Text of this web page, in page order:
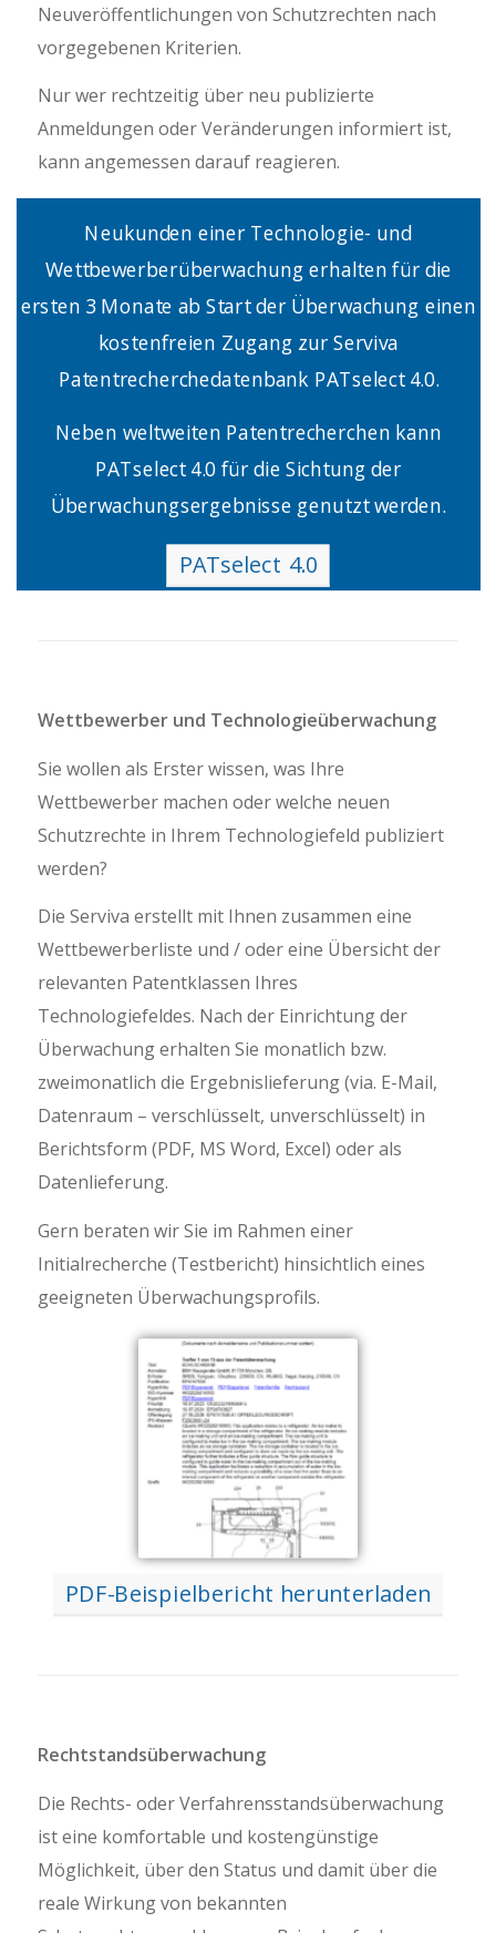
Neuveröffentlichungen von Schutzrechten nach
vorgegebenen Kriterien.
Nur wer rechtzeitig über neu publizierte
Anmeldungen oder Veränderungen informiert ist,
kann angemessen darauf reagieren.
Neukunden einer Technologie- und
Wettbewerberüberwachung erhalten für die
ersten 3 Monate ab Start der Überwachung einen
kostenfreien Zugang zur Serviva
Patentrecherchedatenbank PATselect 4.0.
Neben weltweiten Patentrecherchen kann
PATselect 4.0 für die Sichtung der
Überwachungsergebnisse genutzt werden.
PATselect 4.0
Wettbewerber und Technologieüberwachung
Sie wollen als Erster wissen, was Ihre
Wettbewerber machen oder welche neuen
Schutzrechte in Ihrem Technologiefeld publiziert
werden?
Die Serviva erstellt mit Ihnen zusammen eine
Wettbewerberliste und / oder eine Übersicht der
relevanten Patentklassen Ihres
Technologiefeldes. Nach der Einrichtung der
Überwachung erhalten Sie monatlich bzw.
zweimonatlich die Ergebnislieferung (via. E-Mail,
Datenraum – verschlüsselt, unverschlüsselt) in
Berichtsform (PDF, MS Word, Excel) oder als
Datenlieferung.
Gern beraten wir Sie im Rahmen einer
Initialrecherche (Testbericht) hinsichtlich eines
geeigneten Überwachungsprofils.
PDF-Beispielbericht herunterladen
Rechtstandsüberwachung
Die Rechts- oder Verfahrensstandsüberwachung
ist eine komfortable und kostengünstige
Möglichkeit, über den Status und damit über die
reale Wirkung von bekannten